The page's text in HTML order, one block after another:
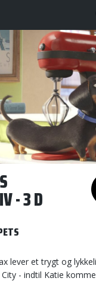
- 3 D
lever et trygt og
- indtil Katie